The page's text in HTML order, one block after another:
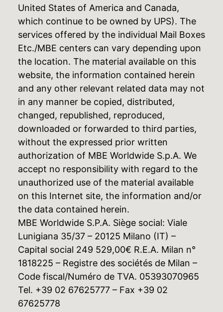
United States of America and Canada,
which continue to be owned by UPS). The
services offered by the individual Mail Boxes
Etc./MBE centers can vary depending upon
the location. The material available on this
website, the information contained herein
and any other relevant related data may not
in any manner be copied, distributed,
changed, republished, reproduced,
downloaded or forwarded to third parties,
without the expressed prior written
authorization of MBE Worldwide S.p.A. We
accept no responsibility with regard to the
unauthorized use of the material available
on this Internet site, the information and/or
the data contained herein.
MBE Worldwide S.P.A. Siège social: Viale
Lunigiana 35/37 – 20125 Milano (IT) –
Capital social 249 529,00€ R.E.A. Milan n°
1818225 – Registre des sociétés de Milan –
Code fiscal/Numéro de TVA. 05393070965
Tel. +39 02 67625777 – Fax +39 02
67625778